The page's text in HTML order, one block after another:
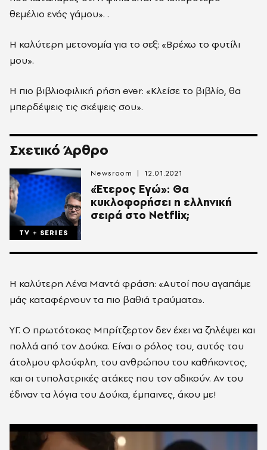
θεμέλιο ενός γάμου». .
Η καλύτερη μετονομία για το σεξ: «Βρέχω το φυτίλι
μου».
Η πιο βιβλιοφιλική ρήση ever: «Κλείσε το βιβλίο, θα
μπερδέψεις τις σκέψεις σου».
Σχετικό Άρθρο
TV + SERIES
«Έτερος Εγώ»: Θα
κυκλοφορήσει η ελληνική
σειρά στο Netflix;
Newsroom 12.01.2021
Η καλύτερη Λένα Μαντά φράση: «Αυτοί που αγαπάμε
μάς καταφέρνουν τα πιο βαθιά τραύματα».
ΥΓ. Ο πρωτότοκος Μπρίτζερτον δεν έχει να ζηλέψει και
πολλά από τον Δούκα. Είναι ο ρόλος του, αυτός του
άτολμου φλούφλη, του ανθρώπου του καθήκοντος,
και οι τυπολατρικές ατάκες που τον αδικούν. Αν του
έδιναν τα λόγια του Δούκα, έμπαινες, άκου με!